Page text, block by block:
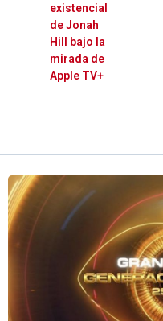
existencial
de Jonah
Hill bajo la
mirada de
Apple TV+